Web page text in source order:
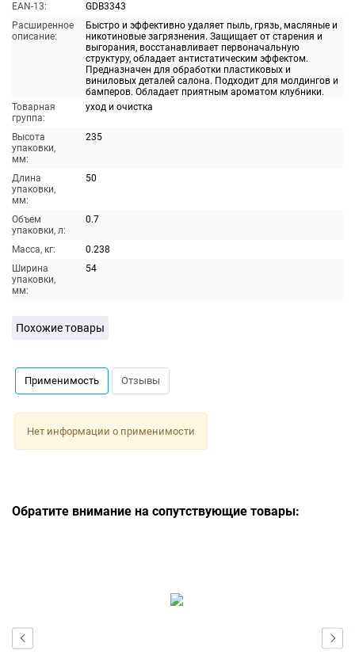
EAN-13:
GDB3343
Расширенное
описание:
Быстро и эффективно удаляет пыль, грязь, масляные и
никотиновые загрязнения. Защищает от старения и
выгорания, восстанавливает первоначальную
структуру, обладает антистатическим эффектом.
Предназначен для обработки пластиковых и
виниловых деталей салона. Подходит для молдингов и
бамперов. Обладает приятным ароматом клубники.
Товарная
группа:
уход и очистка
Высота
упаковки,
мм:
235
Длина
упаковки,
мм:
50
Объем
упаковки, л:
0.7
Масса, кг:
0.238
Ширина
упаковки,
мм:
54
Похожие товары
Применимость Отзывы
Нет информации о применимости
Обратите внимание на сопутствующие товары: